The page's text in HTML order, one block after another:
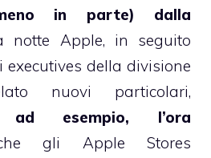
in parte) dalla
notte Apple, in seguito
della divisione
nuovi particolari,
ad esempio, l’ora
gli Apple Stores